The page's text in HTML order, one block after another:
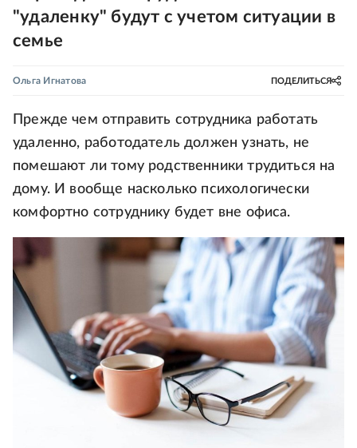
"удаленку" будут с учетом ситуации в
семье
Ольга Игнатова ПОДЕЛИТЬСЯ
Прежде чем отправить сотрудника работать
удаленно, работодатель должен узнать, не
помешают ли тому родственники трудиться на
дому. И вообще насколько психологически
комфортно сотруднику будет вне офиса.